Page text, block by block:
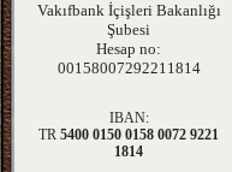
Vakıfbank İçişleri Bakanlığı
Şubesi
Hesap no:
00158007292211814
IBAN:
TR 5400 0150 0158 0072 9221
1814